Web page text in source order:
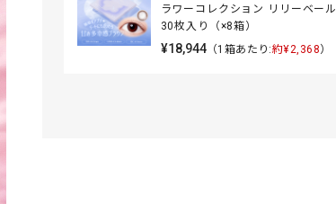
ラワーコレクション リリーベール
30枚入り（×8箱）
¥18,944（1箱あたり:約¥2,368）